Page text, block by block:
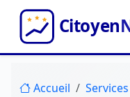
Accueil
Services